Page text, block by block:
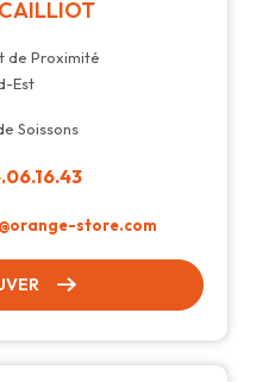
de Proximité
Est
Soissons
store.com